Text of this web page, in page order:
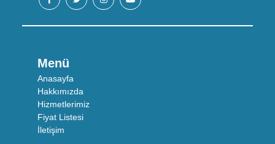
Menü
Anasayfa
Hakkımızda
Hizmetlerimiz
Fiyat Listesi
İletişim